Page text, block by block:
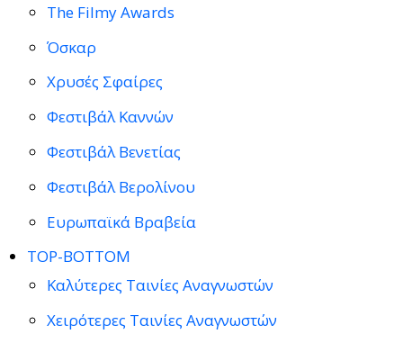
The Filmy Awards
Όσκαρ
Χρυσές Σφαίρες
Φεστιβάλ Καννών
Φεστιβάλ Βενετίας
Φεστιβάλ Βερολίνου
Ευρωπαϊκά Βραβεία
TOP-BOTTOM
Καλύτερες Ταινίες Αναγνωστών
Χειρότερες Ταινίες Αναγνωστών